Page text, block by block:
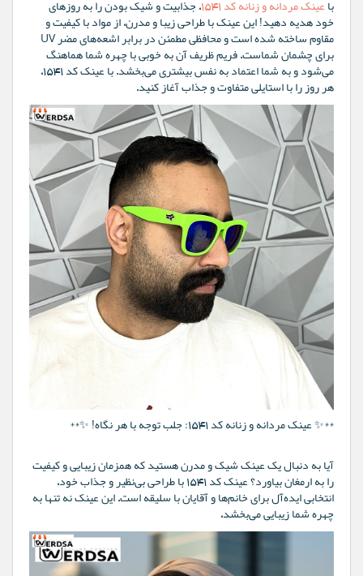
با عینک مردانه و زنانه کد 1541
، جذابیت و شیک بودن را به روزهای
خود هدیه دهید! این عینک با طراحی زیبا و مدرن، از مواد با کیفیت و
مقاوم ساخته شده است و محافظی مطمئن در برابر اشعه‌های مضر UV
برای چشمان شماست. فریم ظریف آن به خوبی با چهره شما هماهنگ
می‌شود و به شما اعتماد به نفس بیشتری می‌بخشد. با عینک کد 1541،
هر روز را با استایلی متفاوت و جذاب آغاز کنید.
**✨ عینک مردانه و زنانه کد 1541: جلب توجه با هر نگاه! ✨**
آیا به دنبال یک عینک شیک و مدرن هستید که همزمان زیبایی و کیفیت
را به ارمغان بیاورد؟ عینک کد 1541 با طراحی بی‌نظیر و جذاب خود،
انتخابی ایده‌آل برای خانم‌ها و آقایان با سلیقه است. این عینک نه تنها به
چهره شما زیبایی می‌بخشد،